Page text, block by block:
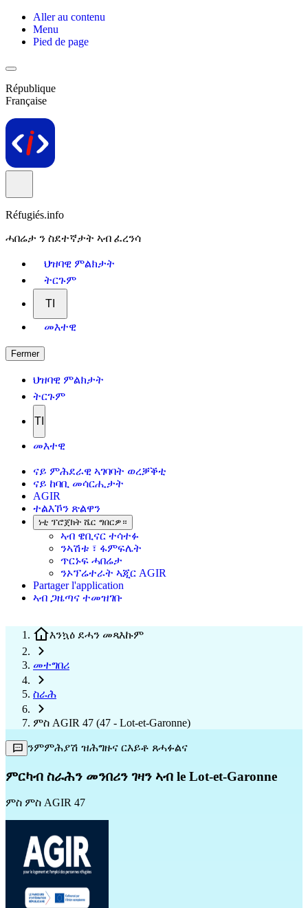
Aller au contenu
Menu
Pied de page
République
Française
Réfugiés.info
ሓበሬታ ን ስደተኛታት ኣብ ፈረንሳ
ህዝባዊ ምልክታት
ትርጉም
TI
መእተዊ
Fermer
ህዝባዊ ምልክታት
ትርጉም
TI
መእተዊ
ናይ ምሕደራዊ ኣገባባት ወረቓቕቲ
ናይ ከባቢ መሳርሒታት
AGIR
ተልእኾን ጽልዋን
ነቲ ፕሮጀክት ሼር ግበርዎ።
ኣብ ዌቢናር ተሳተፉ
ንኣሽቱ ፣ ፋምፍሌት
ጥርኑፍ ሓበሬታ
ንኦፕሬተራት ኣጂር AGIR
Partager l'application
ኣብ ጋዜጣና ተመዝገቡ
እንኳዕ ደሓን መጻእኩም
መተግበሪ
ስራሕ
ምስ AGIR 47 (47 - Lot-et-Garonne)
ንምምሕያሽ ዝሕግዙና ርእይቶ ጸሓፉልና
ምርካብ ስራሕን መንበሪን ገዛን ኣብ le Lot-et-Garonne
ምስ ምስ AGIR 47